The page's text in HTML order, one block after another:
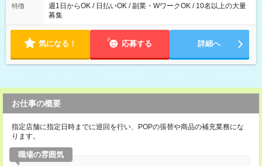
特徴
週1日からOK / 日払いOK / 副業・WワークOK / 10名以上の大量
募集
気になる！ 応募する 詳細へ
お仕事の概要
指定店舗に指定日時までに巡回を行い、POPの張替や商品の補充業務にな
ります。
職場の雰囲気